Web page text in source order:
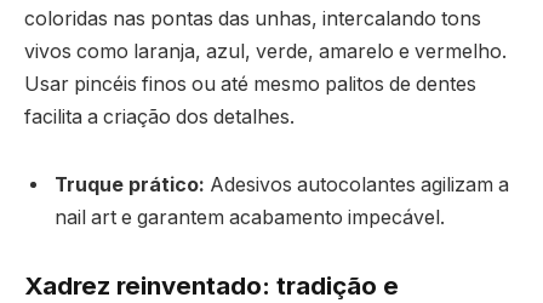
coloridas nas pontas das unhas, intercalando tons
vivos como laranja, azul, verde, amarelo e vermelho.
Usar pincéis finos ou até mesmo palitos de dentes
facilita a criação dos detalhes.
Truque prático: Adesivos autocolantes agilizam a
nail art e garantem acabamento impecável.
Xadrez reinventado: tradição e